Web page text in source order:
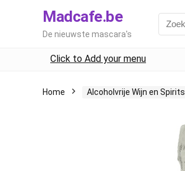
Madcafe.be
De nieuwste mascara's
Click to Add your menu
Home Alcoholvrije Wijn en Spirits